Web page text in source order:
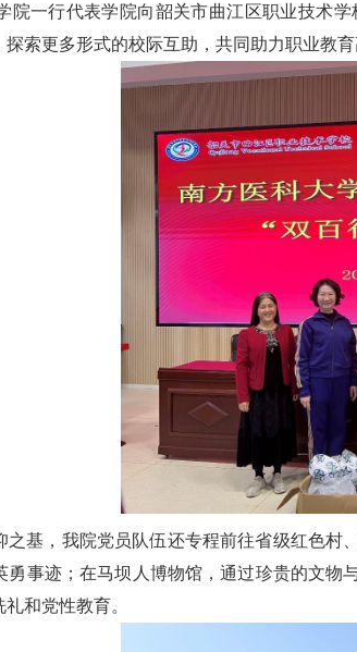
院一行代表学院向韶关市曲江区职业技术
索更多形式的校际互助，共同助力职业教育
之基，我院党员队伍还专程前往省级红色
勇事迹；在马坝人博物馆，通过珍贵的文
和党性教育。